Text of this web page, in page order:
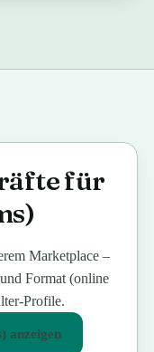
für
Marketplace –
Format (online
Profile.
anzeigen